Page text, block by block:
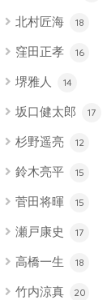
北村匠海 18
窪田正孝 16
堺雅人 14
坂口健太郎 17
杉野遥亮 12
鈴木亮平 15
菅田将暉 15
瀬戸康史 17
高橋一生 18
竹内涼真 20